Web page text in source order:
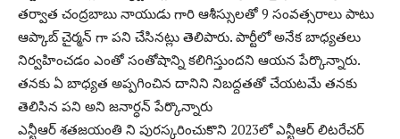
తర్వాత చంద్రబాబు నాయుడు గారి ఆశీస్సులతో 9 సంవత్సరాలు పాటు
ఆప్కాబ్ చైర్మన్ గా పని చేసినట్లు తెలిపారు. పార్టీలో అనేక బాధ్యతలు
నిర్వహించడం ఎంతో సంతోషాన్ని కలిగిస్తుందని ఆయన పేర్కొన్నారు.
తనకు ఏ బాధ్యత అప్పగించిన దానిని నిబద్దతతో చేయటమే తనకు
తెలిసిన పని అని జనార్ధన్ పేర్కొన్నారు
ఎన్టీఆర్ శతజయంతి ని పురస్కరించుకొని 2023లో ఎన్టీఆర్ లిటరేచర్